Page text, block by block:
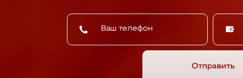
Отправить